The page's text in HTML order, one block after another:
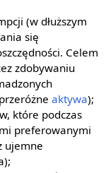
(w dłuższym
się
Celem
zdobywaniu
aktywa);
które podczas
preferowanymi
ujemne